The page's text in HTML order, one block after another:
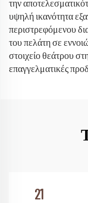
την
υψηλή ικανότητα
περιστρεφόμενου
του πελάτη σε
στοιχείο θεάτρου
επαγγελματικές
21